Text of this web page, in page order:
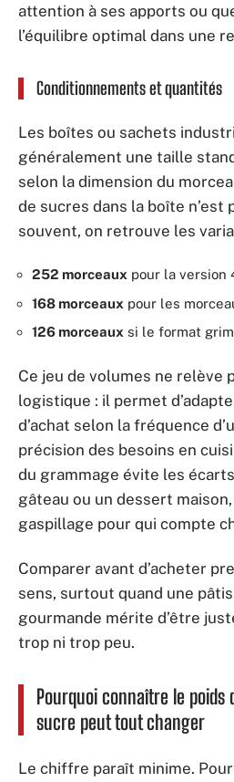
attention à ses apports ou
l’équilibre optimal dans une
Conditionnements et quantités
Les boîtes ou sachets
généralement une taille
selon la dimension du
de sucres dans la boîte n’est
souvent, on retrouve les
252 morceaux pour la version
168 morceaux pour les
126 morceaux si le format
Ce jeu de volumes ne relève
logistique : il permet
d’achat selon la fréquence
précision des besoins en
du grammage évite les
gâteau ou un dessert
gaspillage pour qui compte
Comparer avant d’acheter
sens, surtout quand une
gourmande mérite d’être
trop ni trop peu.
Pourquoi connaître le poids
sucre peut tout changer
Le chiffre paraît minime.